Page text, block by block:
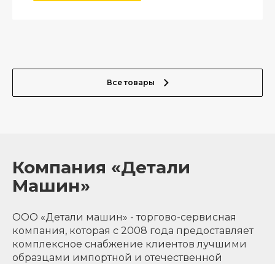
Все товары
Компания «Детали
Машин»
ООО «Детали машин» - торгово-сервисная
компания, которая с 2008 года предоставляет
комплексное снабжение клиентов лучшими
образцами импортной и отечественной